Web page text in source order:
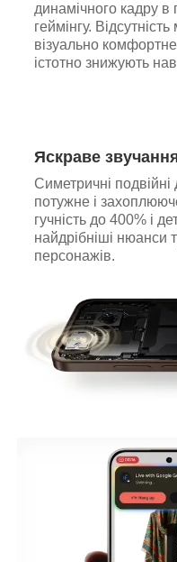
динамічного кадру
геймінгу.
візуально
істотно знижують
Яскраве
Симетричні
потужне і
гучність до 400% і
найдрібніші нюанси
персонажів.